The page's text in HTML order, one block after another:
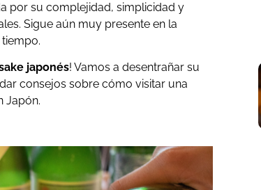
por su complejidad, simplicidad y
Sigue aún muy presente en la
japonés! Vamos a desentrañar su
consejos sobre cómo visitar una
Japón.